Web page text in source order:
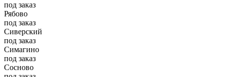
под заказ
Рябово
под заказ
Сиверский
под заказ
Симагино
под заказ
Сосново